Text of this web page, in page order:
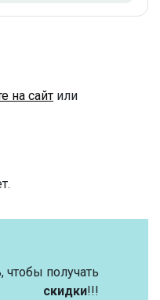
на сайт или
чтобы получать
скидки!!!